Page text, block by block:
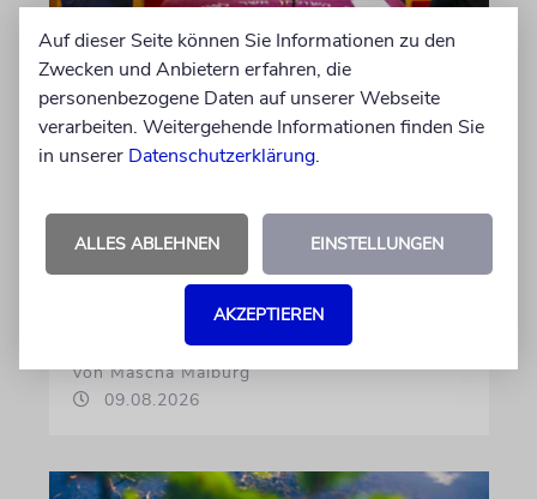
KARLSRUHE
Altes Amt mit Zukunft
erstmals einen Oberrabbiner, erinnerte an 55
Jahre Gemeindehaus und gab ihrer Synagoge
den Namen eines berühmten Gelehrten der
von Mascha Malburg
09.08.2026
Auf dieser Seite können Sie Informationen zu den
Zwecken und Anbietern erfahren, die
personenbezogene Daten auf unserer Webseite
verarbeiten. Weitergehende Informationen finden Sie
in unserer Datenschutzerklärung.
ALLES ABLEHNEN EINSTELLUNGEN
AKZEPTIEREN